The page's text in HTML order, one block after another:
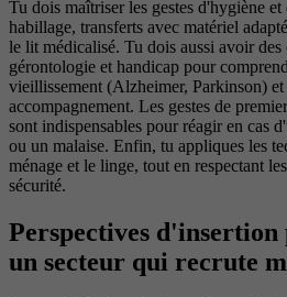
Tu dois maîtriser les gestes d'hygiène
habillage, transferts avec matériel
le lit médicalisé. Tu dois aussi avoir des
gérontologie et handicap pour
vieillissement (Alzheimer, Parkinson) et
accompagnement. Les gestes de
sont indispensables pour réagir en cas
ou un malaise. Enfin, tu appliques les
ménage et le linge, tout en respectant
sécurité.
Perspectives d'insertion
un secteur qui recrute